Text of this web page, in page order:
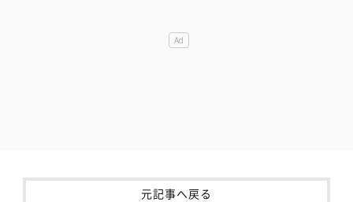
元記事へ戻る